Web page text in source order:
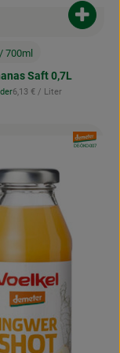
hinzufügen
/ 700ml
Saft 0,7L
, Referenzpreis:
6,13 € / Liter
, Verband:
, Kontrollstelle:
DE-ÖKO-007
zu Favouriten hinzufügen